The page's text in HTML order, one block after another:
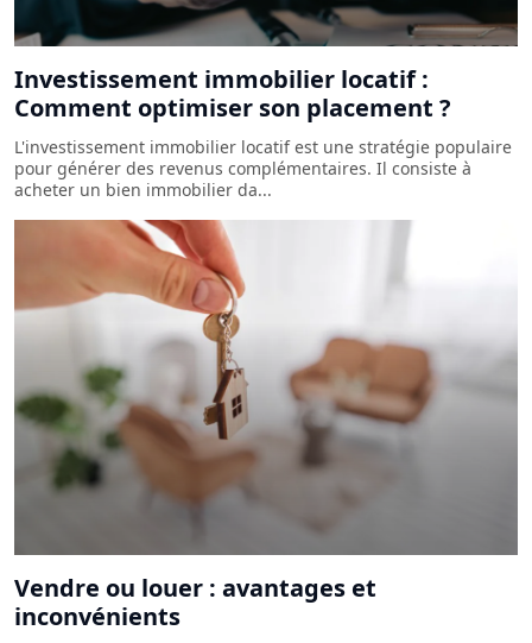
Investissement immobilier locatif :
Comment optimiser son placement ?
L'investissement immobilier locatif est une stratégie populaire
pour générer des revenus complémentaires. Il consiste à
acheter un bien immobilier da...
Vendre ou louer : avantages et
inconvénients